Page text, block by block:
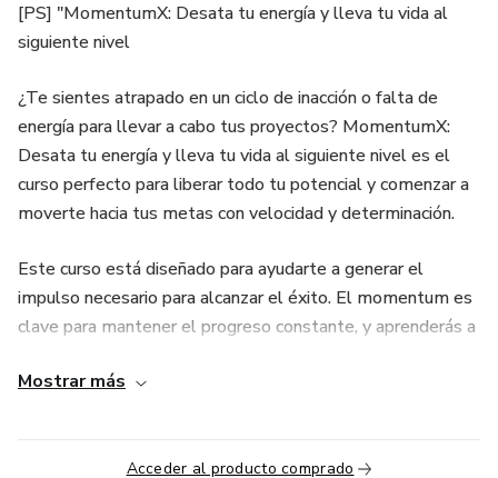
[PS] "MomentumX: Desata tu energía y lleva tu vida al
siguiente nivel
¿Te sientes atrapado en un ciclo de inacción o falta de
energía para llevar a cabo tus proyectos? MomentumX:
Desata tu energía y lleva tu vida al siguiente nivel es el
curso perfecto para liberar todo tu potencial y comenzar a
moverte hacia tus metas con velocidad y determinación.
Este curso está diseñado para ayudarte a generar el
impulso necesario para alcanzar el éxito. El momentum es
clave para mantener el progreso constante, y aprenderás a
distracciones que te frenan. Cuando desarrollas una
oportunidad para avanzar hacia tus sueños con más fuerza.
Mostrar más
Acceder al producto comprado